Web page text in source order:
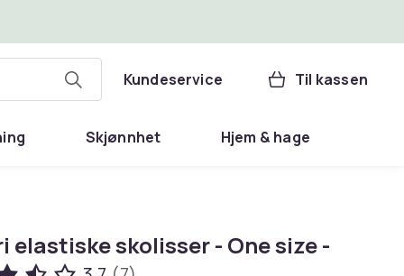
Kundeservice Til kassen
Skjønnhet Hjem & hage
elastiske skolisser - One size -